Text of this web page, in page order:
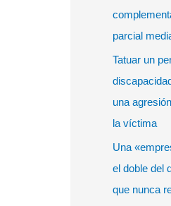
parcial
Tatuar un
una
la víctima
Una
el doble del
que nunca